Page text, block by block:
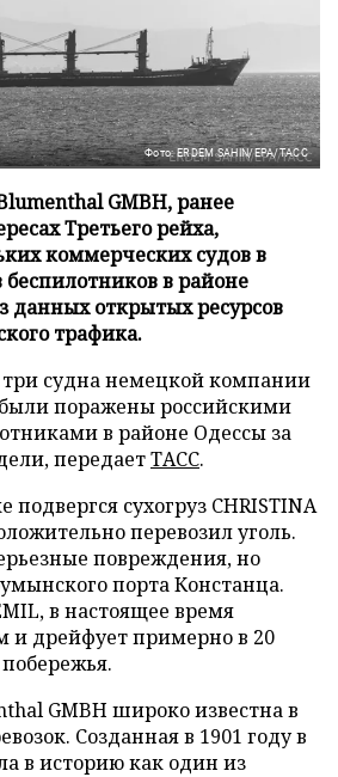
Фото: ERDEM SAHIN/EPA/ТАСС
GMBH, ранее
Третьего рейха,
коммерческих судов в
беспилотников в районе
данных открытых ресурсов
трафика.
судна немецкой компании
поражены российскими
в районе Одессы за
передаетТАСС.
подвергся сухогруз CHRISTINA
перевозил уголь.
повреждения, но
порта Констанца.
в настоящее время
и дрейфует примерно в 20
GMBH широко известна в
Созданная в 1901 году в
в историю как один из